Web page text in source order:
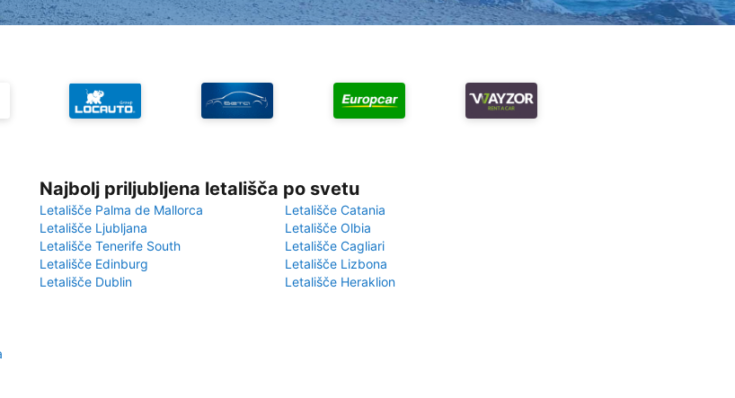
Najbolj priljubljena letališča po svetu
Letališče Palma de Mallorca
Letališče Catania
Letališče Ljubljana
Letališče Olbia
Letališče Tenerife South
Letališče Cagliari
Letališče Edinburg
Letališče Lizbona
Letališče Dublin
Letališče Heraklion